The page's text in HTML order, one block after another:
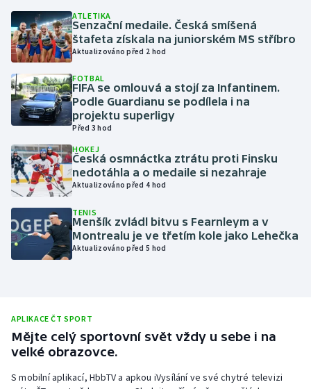
Judo
Krasobruslení
Lezení
Lyže a snowboard
Moderní pětiboj
Motorsport
Olympijské hry
Parasport
Plážový volejbal
Ragby
Rychlobruslení
ATLETIKA
Senzační medaile. Česká smíšená
štafeta získala na juniorském MS stříbro
Aktualizováno před 2 hod
FOTBAL
FIFA se omlouvá a stojí za Infantinem.
Podle Guardianu se podílela i na
projektu superligy
Před 3 hod
HOKEJ
Česká osmnáctka ztrátu proti Finsku
nedotáhla a o medaile si nezahraje
Aktualizováno před 4 hod
TENIS
Menšík zvládl bitvu s Fearnleym a v
Montrealu je ve třetím kole jako Lehečka
Aktualizováno před 5 hod
APLIKACE ČT SPORT
Mějte celý sportovní svět vždy u sebe i na
velké obrazovce.
S mobilní aplikací, HbbTV a apkou iVysílání ve své chytré televizi